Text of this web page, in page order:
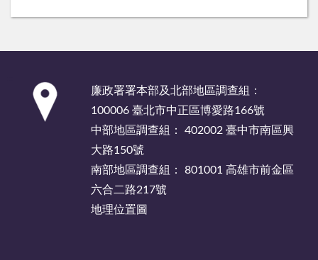
廉政署署本部及北部地區調查組：
100006 臺北市中正區博愛路166號
中部地區調查組： 402002 臺中市南區興
大路150號
南部地區調查組： 801001 高雄市前金區
六合二路217號
地理位置圖